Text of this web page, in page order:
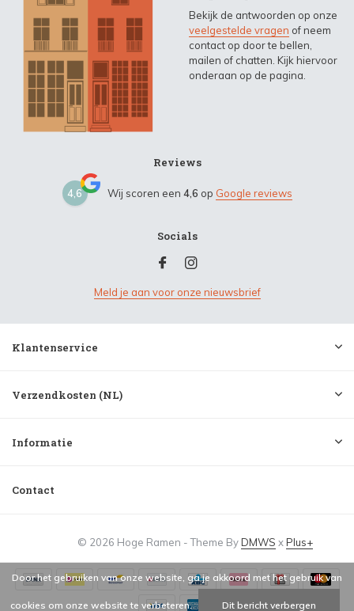
Bekijk de antwoorden op onze
veelgestelde vragen of neem
contact op door te bellen,
mailen of chatten. Kijk hiervoor
onderaan op de pagina.
Reviews
4,6 Wij scoren een 4,6 op Google reviews
Socials
Meld je aan voor onze nieuwsbrief
Klantenservice
Verzendkosten (NL)
Informatie
Contact
© 2026 Hoge Ramen - Theme ByDMWS xPlus+
Door het gebruiken van onze website, ga je akkoord met het gebruik van
cookies om onze website te verbeteren. Dit bericht verbergen